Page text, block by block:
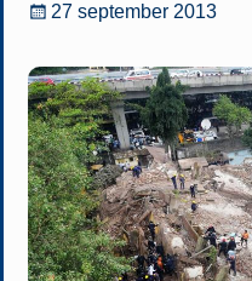
27 september 2013